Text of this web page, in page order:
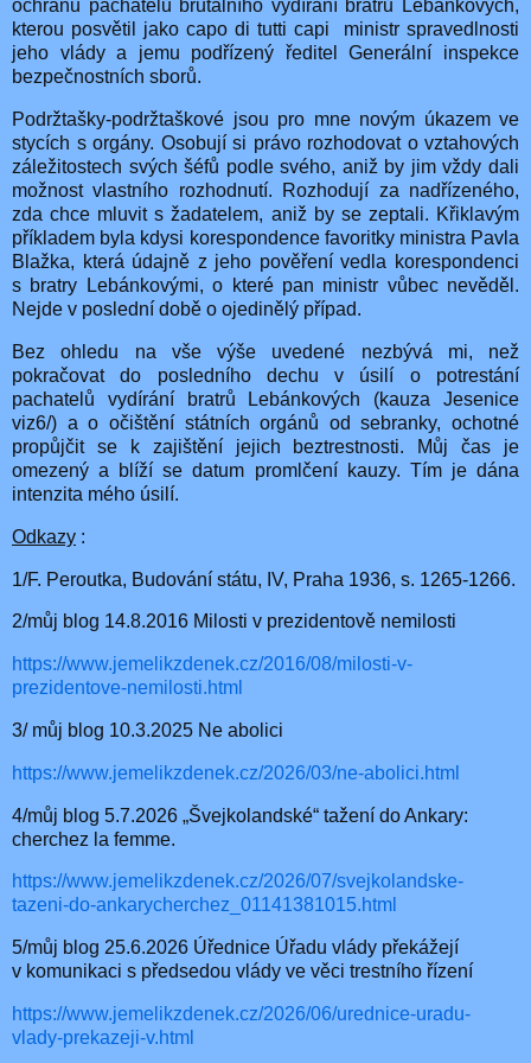
ochranu pachatelů brutálního vydírání bratrů Lebánkových,
kterou posvětil jako capo di tutti capi
ministr spravedlnosti
jeho vlády a jemu podřízený ředitel Generální inspekce
bezpečnostních sborů.
Podržtašky-podržtaškové jsou pro mne novým úkazem ve
stycích s orgány. Osobují si právo rozhodovat o vztahových
záležitostech svých šéfů podle svého, aniž by jim vždy dali
možnost vlastního rozhodnutí. Rozhodují za nadřízeného,
zda chce mluvit s žadatelem, aniž by se zeptali. Křiklavým
příkladem byla kdysi korespondence favoritky ministra Pavla
Blažka, která údajně z jeho pověření vedla korespondenci
s bratry Lebánkovými, o které pan ministr vůbec nevěděl.
Nejde v poslední době o ojedinělý případ.
Bez ohledu na vše výše uvedené nezbývá mi, než
pokračovat do posledního dechu v úsilí o potrestání
pachatelů vydírání bratrů Lebánkových (kauza Jesenice
viz6/) a o očištění státních orgánů od sebranky, ochotné
propůjčit se k zajištění jejich beztrestnosti. Můj čas je
omezený a blíží se datum promlčení kauzy. Tím je dána
intenzita mého úsilí.
Odkazy :
1/F. Peroutka, Budování státu, IV, Praha 1936, s. 1265-1266.
2/můj blog 14.8.2016 Milosti v prezidentově nemilosti
https://www.jemelikzdenek.cz/2016/08/milosti-v-
prezidentove-nemilosti.html
3/ můj blog 10.3.2025 Ne abolici
https://www.jemelikzdenek.cz/2026/03/ne-abolici.html
4/můj blog 5.7.2026 „Švejkolandské“ tažení do Ankary:
cherchez la femme.
https://www.jemelikzdenek.cz/2026/07/svejkolandske-
tazeni-do-ankarycherchez_01141381015.html
5/můj blog 25.6.2026 Úřednice Úřadu vlády překážejí
v komunikaci s předsedou vlády ve věci trestního řízení
https://www.jemelikzdenek.cz/2026/06/urednice-uradu-
vlady-prekazeji-v.html